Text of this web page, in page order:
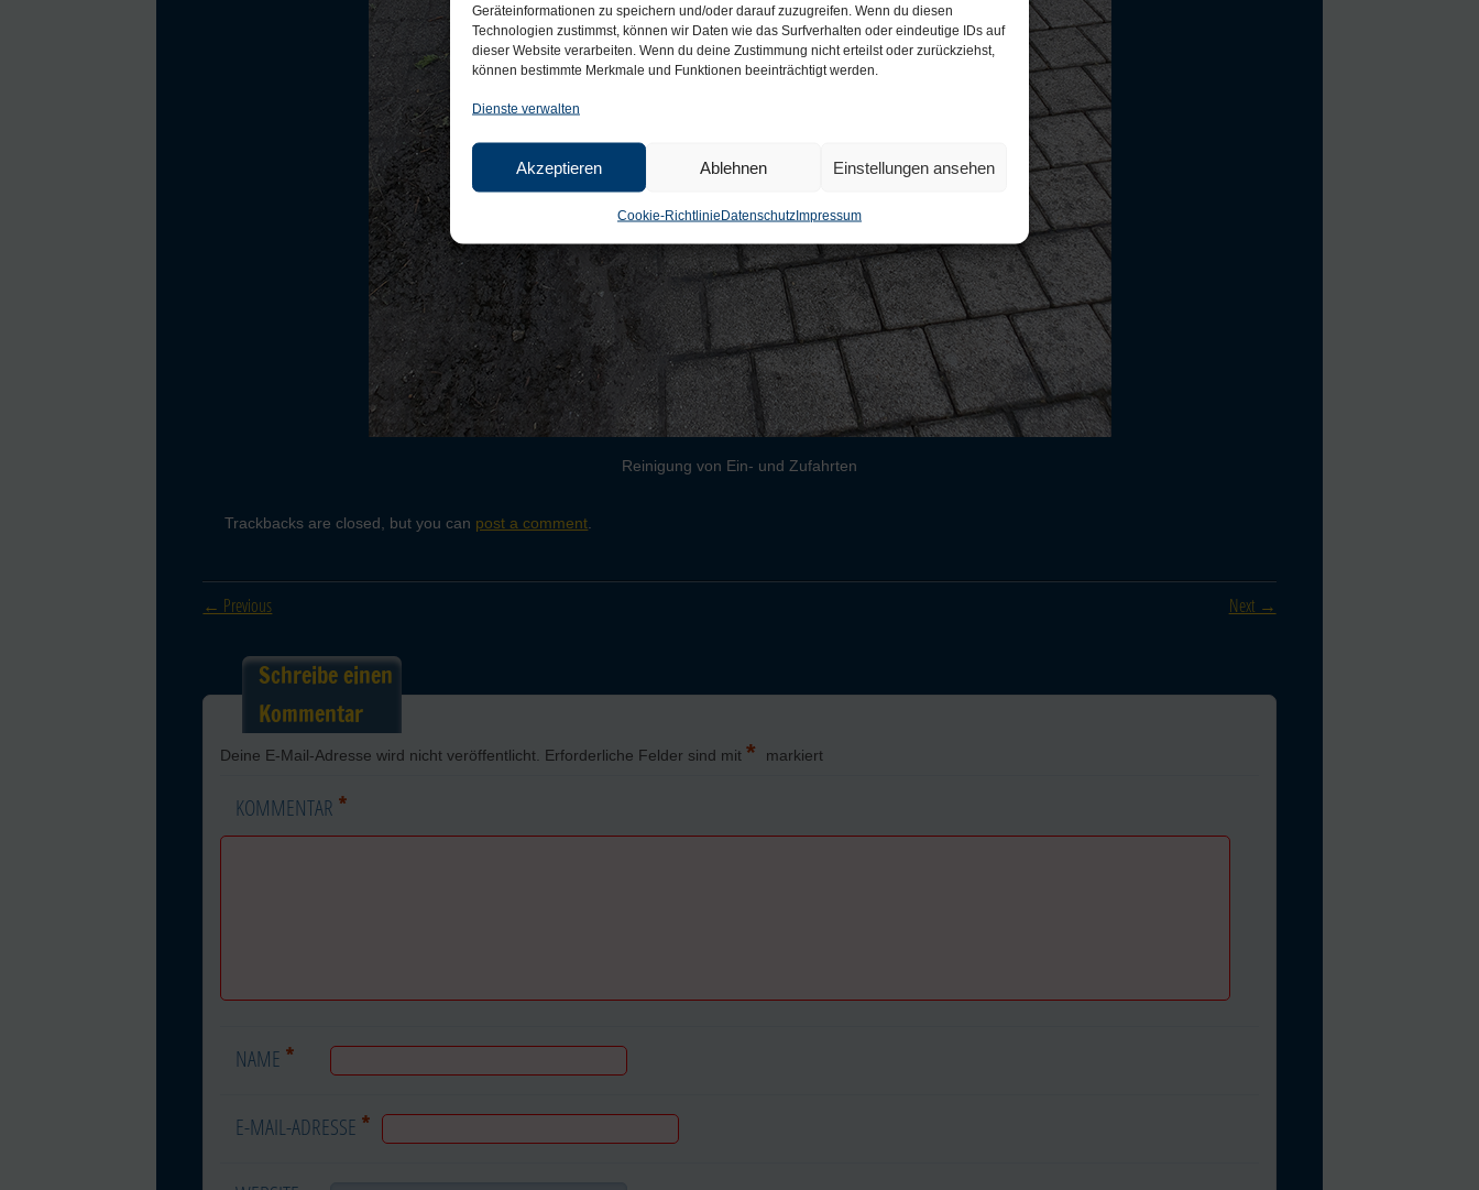
Geräteinformationen zu speichern und/oder darauf zuzugreifen. Wenn du diesen
Technologien zustimmst, können wir Daten wie das Surfverhalten oder eindeutige IDs auf
dieser Website verarbeiten. Wenn du deine Zustimmung nicht erteilst oder zurückziehst,
können bestimmte Merkmale und Funktionen beeinträchtigt werden.
Dienste verwalten
Akzeptieren Ablehnen Einstellungen ansehen
Cookie-RichtlinieDatenschutzImpressum
Reinigung von Ein- und Zufahrten
Trackbacks are closed, but you can post a comment
← Previous Next →
Schreibe einen
Kommentar
Deine E-Mail-Adresse wird nicht veröffentlicht. Erforderliche Felder sind mit * markiert
KOMMENTAR *
NAME *
E-MAIL-ADRESSE *